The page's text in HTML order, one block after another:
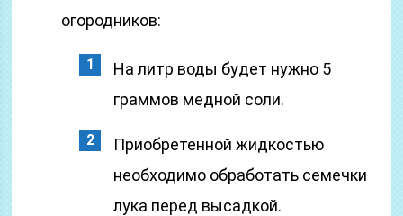
огородников:
На литр воды будет нужно 5
граммов медной соли.
Приобретенной жидкостью
необходимо обработать семечки
лука перед высадкой.